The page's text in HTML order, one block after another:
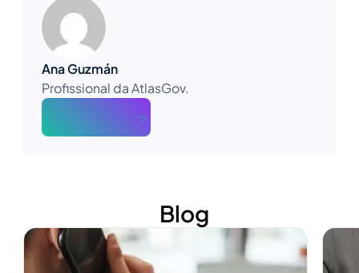
Ana Guzmán
Profissional da AtlasGov.
Blog
Ver más Ver